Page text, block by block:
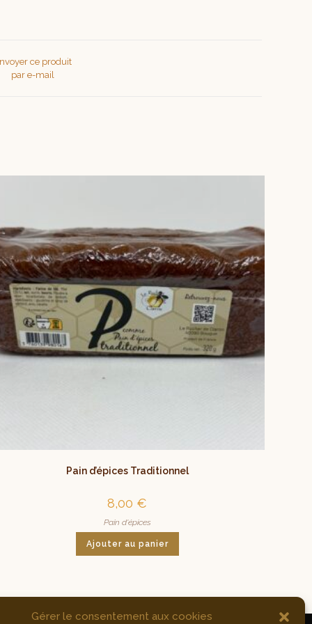
Gérer le consentement aux cookies
ce produit
par e-mail
Pain d’épices Traditionnel
8,00 €
Pain d'épices
Ajouter au panier